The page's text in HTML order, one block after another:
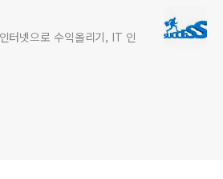
터넷으로 수익올리기, IT 인